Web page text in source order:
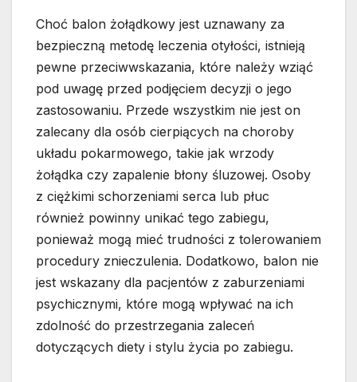
Choć balon żołądkowy jest uznawany za
bezpieczną metodę leczenia otyłości, istnieją
pewne przeciwwskazania, które należy wziąć
pod uwagę przed podjęciem decyzji o jego
zastosowaniu. Przede wszystkim nie jest on
zalecany dla osób cierpiących na choroby
układu pokarmowego, takie jak wrzody
żołądka czy zapalenie błony śluzowej. Osoby
z ciężkimi schorzeniami serca lub płuc
również powinny unikać tego zabiegu,
ponieważ mogą mieć trudności z tolerowaniem
procedury znieczulenia. Dodatkowo, balon nie
jest wskazany dla pacjentów z zaburzeniami
psychicznymi, które mogą wpływać na ich
zdolność do przestrzegania zaleceń
dotyczących diety i stylu życia po zabiegu.